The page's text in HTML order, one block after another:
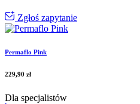
Zgłoś zapytanie
Permaflo Pink
229,90 zł
Dla specjalistów